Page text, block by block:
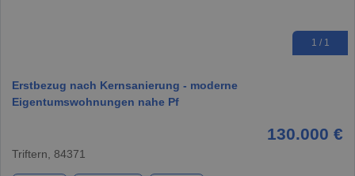
1 / 1
Erstbezug nach Kernsanierung - moderne
Eigentumswohnungen nahe Pf
130.000 €
Triftern, 84371